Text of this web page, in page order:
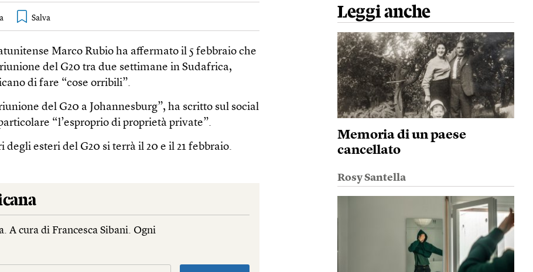
Marco Rubio ha affermato il 5 febbraio che
del G20 tra due settimane in Sudafrica,
di fare “cose orribili”.
del G20 a Johannesburg”, ha scritto sul social
“l’esproprio di proprietà private”.
esteri del G20 si terrà il 20 e il 21 febbraio.
A cura di Francesca Sibani. Ogni
Leggi anche
Memoria di un paese
cancellato
Rosy Santella